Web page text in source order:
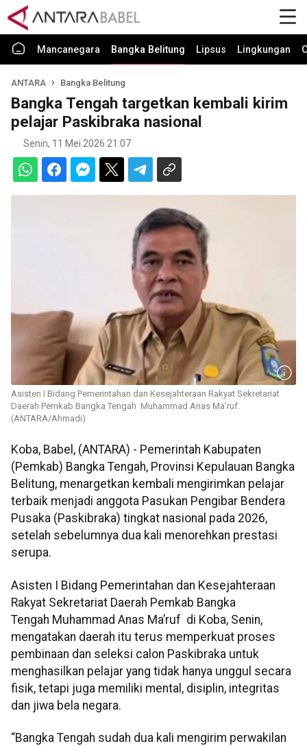
Mancanegara Bangka Belitung Lipsus Lingkungan
ANTARA Bangka Belitung
Bangka Tengah targetkan kembali kirim
pelajar Paskibraka nasional
Senin, 11 Mei 2026 21:07
Asisten I Bidang Pemerintahan dan Kesejahteraan Rakyat Sekretariat
Daerah Pemkab Bangka Tengah Muhammad Anas Ma’ruf.
(ANTARA/Ahmadi)
Koba, Babel, (ANTARA) - Pemerintah Kabupaten
(Pemkab) Bangka Tengah, Provinsi Kepulauan Bangka
Belitung, menargetkan kembali mengirimkan pelajar
terbaik menjadi anggota Pasukan Pengibar Bendera
Pusaka (Paskibraka) tingkat nasional pada 2026,
setelah sebelumnya dua kali menorehkan prestasi
serupa.
Asisten I Bidang Pemerintahan dan Kesejahteraan
Rakyat Sekretariat Daerah Pemkab Bangka
Tengah Muhammad Anas Ma’ruf di Koba, Senin,
mengatakan daerah itu terus memperkuat proses
pembinaan dan seleksi calon Paskibraka untuk
menghasilkan pelajar yang tidak hanya unggul secara
fisik, tetapi juga memiliki mental, disiplin, integritas
dan jiwa bela negara.
“Bangka Tengah sudah dua kali mengirim perwakilan